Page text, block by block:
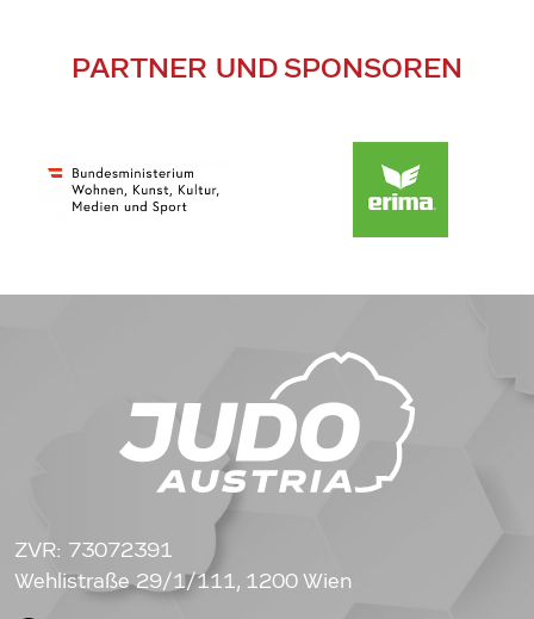
PARTNER UND SPONSOREN
ZVR: 73072391
Wehlistraße 29/1/111, 1200 Wien